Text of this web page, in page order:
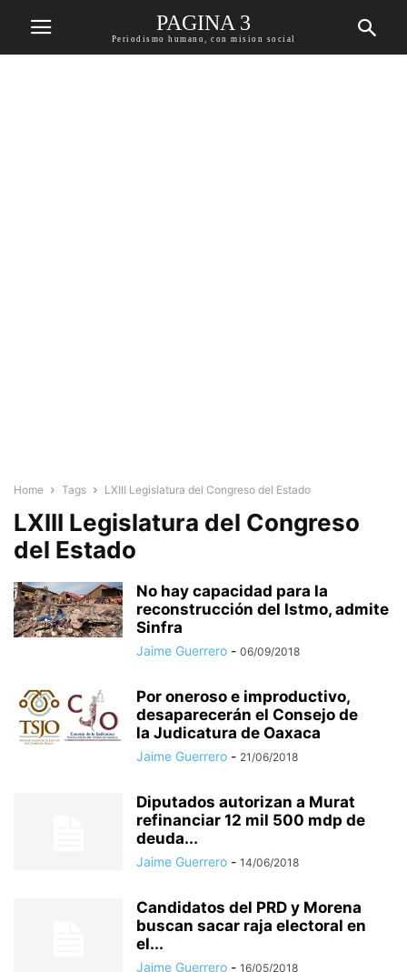
PAGINA 3
Periodismo humano, con mision social
Home Tags LXIII Legislatura del Congreso del Estado
LXIII Legislatura del Congreso
del Estado
No hay capacidad para la
reconstrucción del Istmo, admite
Sinfra
Jaime Guerrero - 06/09/2018
Por oneroso e improductivo,
desaparecerán el Consejo de
la Judicatura de Oaxaca
Jaime Guerrero - 21/06/2018
Diputados autorizan a Murat
refinanciar 12 mil 500 mdp de
deuda...
Jaime Guerrero - 14/06/2018
Candidatos del PRD y Morena
buscan sacar raja electoral en
el...
Jaime Guerrero - 16/05/2018